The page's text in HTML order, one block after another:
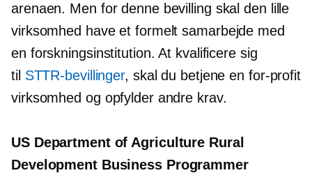
arenaen. Men for denne bevilling skal den lille
virksomhed have et formelt samarbejde med
en forskningsinstitution. At kvalificere sig
til STTR-bevillinger, skal du betjene en for-profit
virksomhed og opfylder andre krav.
US Department of Agriculture Rural
Development Business Programmer